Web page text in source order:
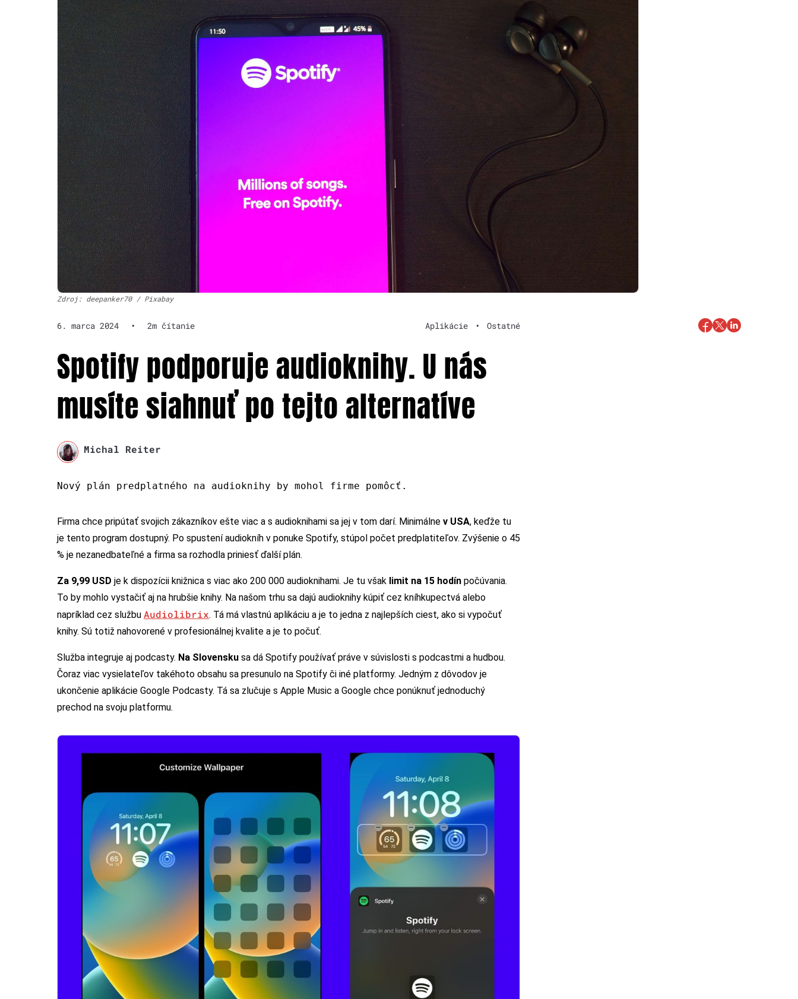
Zdroj: deepanker70 / Pixabay
6. marca 2024 • 2m čítanie Aplikácie • Ostatné
Spotify podporuje audioknihy. U nás
musíte siahnuť po tejto alternatíve
Michal Reiter
Nový plán predplatného na audioknihy by mohol firme pomôcť.
Firma chce pripútať svojich zákazníkov ešte viac a s audioknihami sa jej v tom darí. Minimálne v USA, keďže tu
je tento program dostupný. Po spustení audiokníh v ponuke Spotify, stúpol počet predplatiteľov. Zvýšenie o 45
% je nezanedbateľné a firma sa rozhodla priniesť ďalší plán.
Za 9,99 USD je k dispozícii knižnica s viac ako 200 000 audioknihami. Je tu však limit na 15 hodín počúvania.
To by mohlo vystačiť aj na hrubšie knihy. Na našom trhu sa dajú audioknihy kúpiť cez kníhkupectvá alebo
napríklad cez službu Audiolibrix. Tá má vlastnú aplikáciu a je to jedna z najlepších ciest, ako si vypočuť
knihy. Sú totiž nahovorené v profesionálnej kvalite a je to počuť.
Služba integruje aj podcasty. Na Slovensku sa dá Spotify používať práve v súvislosti s podcastmi a hudbou.
Čoraz viac vysielateľov takéhoto obsahu sa presunulo na Spotify či iné platformy. Jedným z dôvodov je
ukončenie aplikácie Google Podcasty. Tá sa zlučuje s Apple Music a Google chce ponúknuť jednoduchý
prechod na svoju platformu.